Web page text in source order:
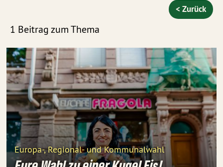
1 Beitrag zum Thema
< Zurück
Europa-, Regional- und Kommunalwahl